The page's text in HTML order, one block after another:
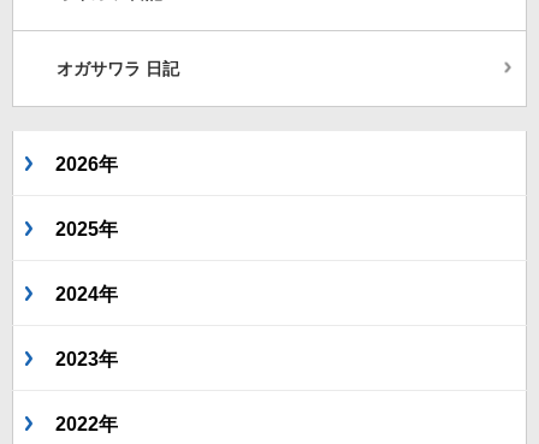
オガサワラ 日記
2026年
2025年
2024年
2023年
2022年